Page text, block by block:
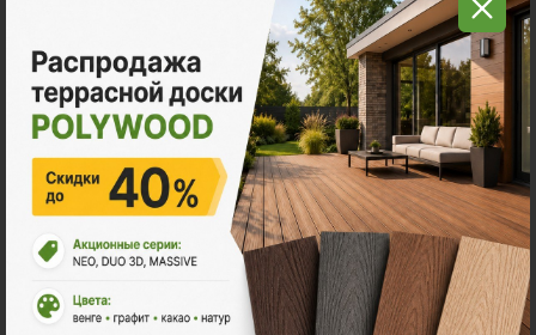
Все акции
Ознакомьтесь с нашей
продукцией